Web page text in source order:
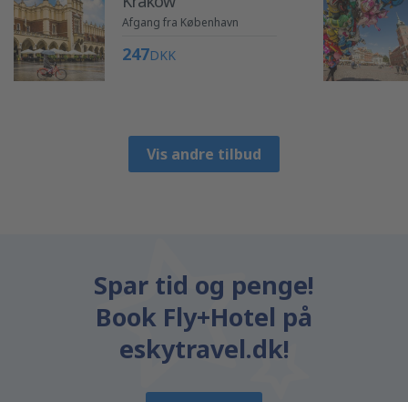
Afgang fra København
247DKK
Vis andre tilbud
Spar tid og penge!
Book Fly+Hotel på
eskytravel.dk!